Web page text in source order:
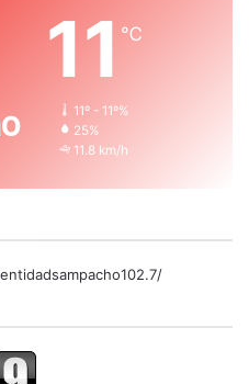
11 ℃
11º - 11º%
25%
11.8 km/h